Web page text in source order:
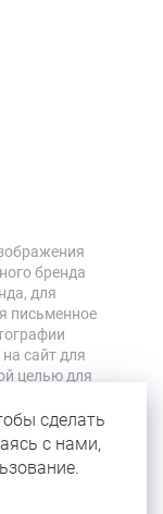
бренда
для
письменное
сайт для
целью для
сделать
с нами,